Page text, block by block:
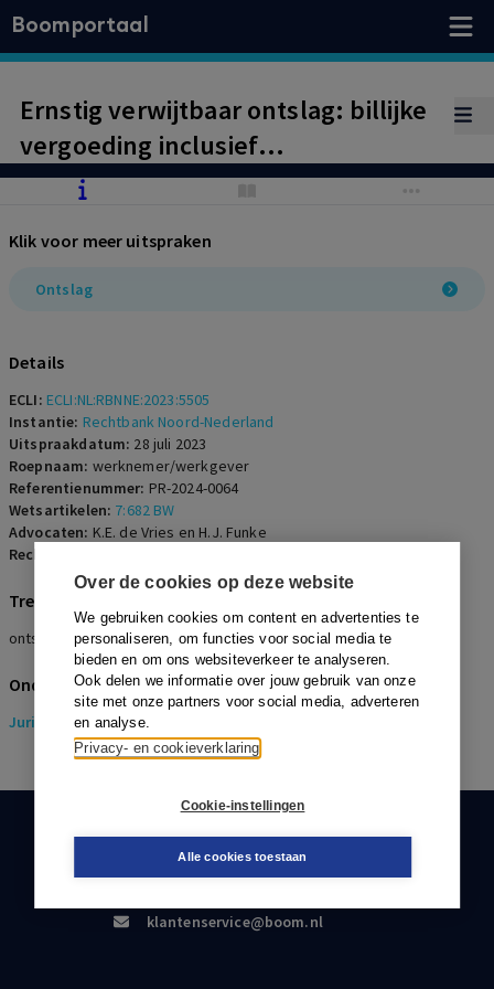
Over de cookies op deze website
We gebruiken cookies om content en advertenties te
personaliseren, om functies voor social media te
bieden en om ons websiteverkeer te analyseren.
Ook delen we informatie over jouw gebruik van onze
site met onze partners voor social media, adverteren
en analyse.
Privacy- en cookieverklaring
Cookie-instellingen
Alle cookies toestaan
Boomportaal
Ernstig verwijtbaar ontslag: billijke
vergoeding inclusief
pensioenschade
Klik voor meer uitspraken
Ontslag
Details
ECLI: ECLI:NL:RBNNE:2023:5505
Instantie: Rechtbank Noord-Nederland
Uitspraakdatum: 28 juli 2023
Roepnaam: werknemer/werkgever
Referentienummer: PR-2024-0064
Wetsartikelen: 7:682 BW
Advocaten: K.E. de Vries en H.J. Funke
Rechters:
Trefwoorden
ontslag, billijke vergoeding, pensioenschade
Onderwerpen
Juridisch> Pensioenrecht
KLANTENSERVICE
088-0301000
klantenservice@boom.nl